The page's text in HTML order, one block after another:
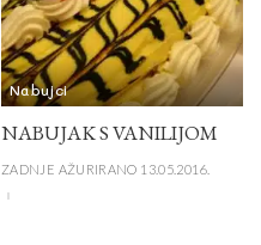
Nabujci
NABUJAK S VANILIJOM
ZADNJE AŽURIRANO 13.05.2016.